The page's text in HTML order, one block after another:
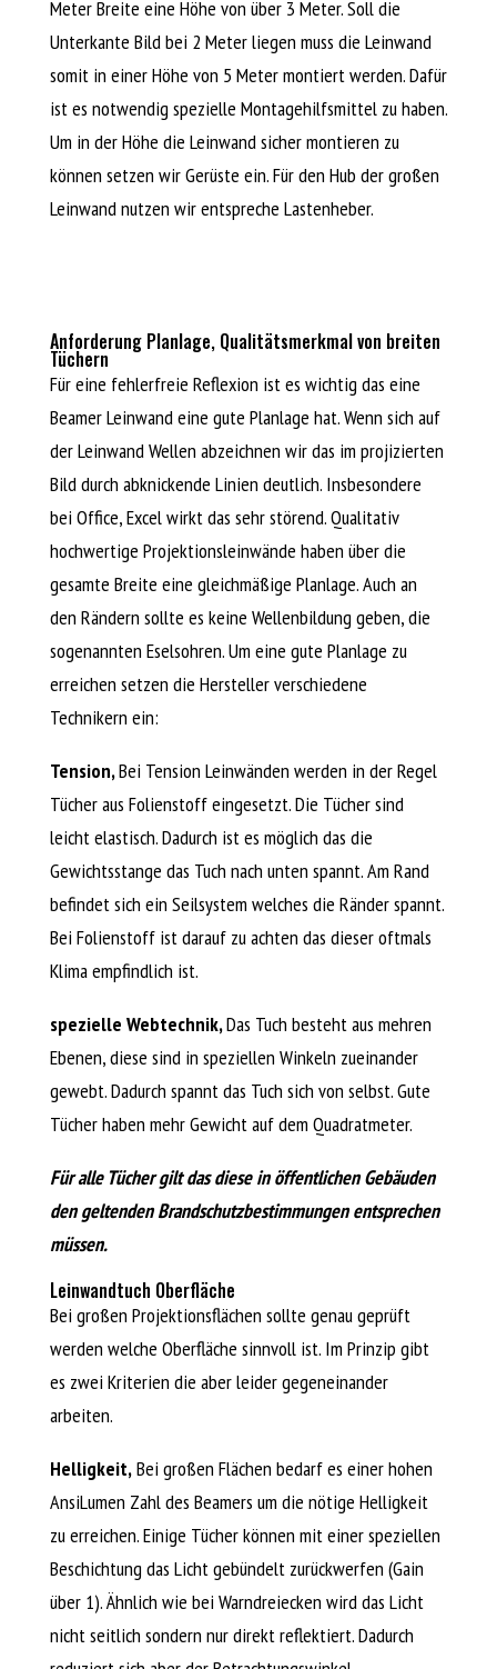
Meter Breite eine Höhe von über 3 Meter. Soll die
Unterkante Bild bei 2 Meter liegen muss die Leinwand
somit in einer Höhe von 5 Meter montiert werden. Dafür
ist es notwendig spezielle Montagehilfsmittel zu haben.
Um in der Höhe die Leinwand sicher montieren zu
können setzen wir Gerüste ein. Für den Hub der großen
Leinwand nutzen wir entspreche Lastenheber.
Anforderung Planlage, Qualitätsmerkmal von breiten
Tüchern
Für eine fehlerfreie Reflexion ist es wichtig das eine
Beamer Leinwand eine gute Planlage hat. Wenn sich auf
der Leinwand Wellen abzeichnen wir das im projizierten
Bild durch abknickende Linien deutlich. Insbesondere
bei Office, Excel wirkt das sehr störend. Qualitativ
hochwertige Projektionsleinwände haben über die
gesamte Breite eine gleichmäßige Planlage. Auch an
den Rändern sollte es keine Wellenbildung geben, die
sogenannten Eselsohren. Um eine gute Planlage zu
erreichen setzen die Hersteller verschiedene
Technikern ein:
Tension,Bei Tension Leinwänden werden in der Regel
Tücher aus Folienstoff eingesetzt. Die Tücher sind
leicht elastisch. Dadurch ist es möglich das die
Gewichtsstange das Tuch nach unten spannt. Am Rand
befindet sich ein Seilsystem welches die Ränder spannt.
Bei Folienstoff ist darauf zu achten das dieser oftmals
Klima empfindlich ist.
spezielle Webtechnik,Das Tuch besteht aus mehren
Ebenen, diese sind in speziellen Winkeln zueinander
gewebt. Dadurch spannt das Tuch sich von selbst. Gute
Tücher haben mehr Gewicht auf dem Quadratmeter.
Für alle Tücher gilt das diese in öffentlichen Gebäuden
den geltenden Brandschutzbestimmungen entsprechen
müssen.
Leinwandtuch Oberfläche
Bei großen Projektionsflächen sollte genau geprüft
werden welche Oberfläche sinnvoll ist. Im Prinzip gibt
es zwei Kriterien die aber leider gegeneinander
arbeiten.
Helligkeit,Bei großen Flächen bedarf es einer hohen
AnsiLumen Zahl des Beamers um die nötige Helligkeit
zu erreichen. Einige Tücher können mit einer speziellen
Beschichtung das Licht gebündelt zurückwerfen (Gain
über 1). Ähnlich wie bei Warndreiecken wird das Licht
nicht seitlich sondern nur direkt reflektiert. Dadurch